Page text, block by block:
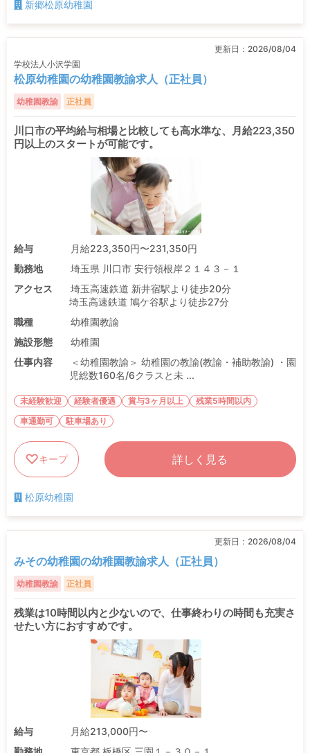
新郷松原幼稚園
更新日： 2026/08/04
学校法人小沢学園
松原幼稚園の幼稚園教諭求人（正社員）
幼稚園教諭 正社員
川口市の平均給与相場と比較しても高水準な、月給223,350
円以上のスタートが可能です。
給与
月給223,350円〜231,350円
勤務地
埼玉県 川口市 安行領根岸２１４３－１
アクセス
埼玉高速鉄道 新井宿駅より徒歩20分
埼玉高速鉄道 鳩ケ谷駅より徒歩27分
職種
幼稚園教諭
施設形態
幼稚園
仕事内容
＜幼稚園教諭＞ 幼稚園の教諭(教諭・補助教諭) ・園
児総数160名/6クラスと未 ...
未経験歓迎 経験者優遇 賞与3ヶ月以上
残業5時間以内
車通勤可
駐車場あり
キープ 詳しく見る
松原幼稚園
更新日： 2026/08/04
みその幼稚園の幼稚園教諭求人（正社員）
幼稚園教諭 正社員
残業は10時間以内と少ないので、仕事終わりの時間も充実さ
せたい方におすすめです。
給与
月給213,000円〜